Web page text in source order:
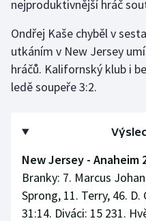
nejproduktivnější hráč
Ondřej Kaše chyběl v
utkáním v New Jersey
hráčů. Kalifornský klub i
ledě soupeře 3:2.
New Jersey - Anaheim
Branky: 7. Marcus
Sprong, 11. Terry, 46.
31:14. Diváci: 15 231.